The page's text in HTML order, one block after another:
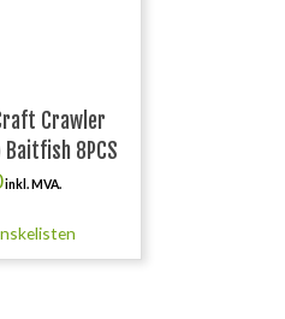
Craft Crawler
Baitfish 8PCS
inkl. MVA.